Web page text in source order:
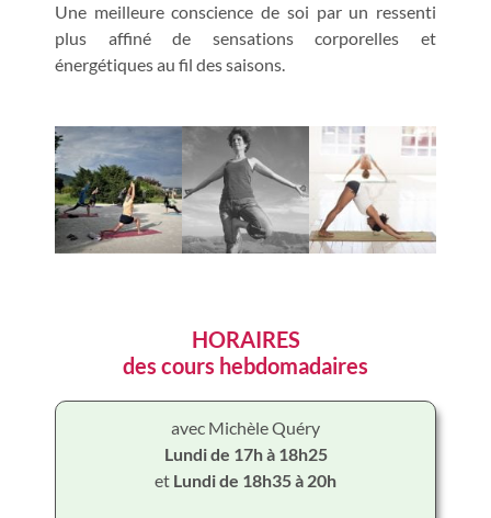
Une meilleure conscience de soi par un ressenti
plus affiné de sensations corporelles et
énergétiques au fil des saisons.
HORAIRES
des cours hebdomadaires
avec Michèle Quéry
Lundi de 17h à 18h25
et Lundi de 18h35 à 20h